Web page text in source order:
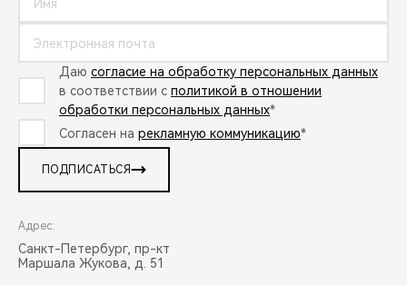
Даю согласие на обработку персональных данных
в соответствии с политикой в отношении
обработки персональных данных*
Согласен на рекламную коммуникацию*
ПОДПИСАТЬСЯ
Адрес:
Санкт-Петербург, пр-кт
Маршала Жукова, д. 51